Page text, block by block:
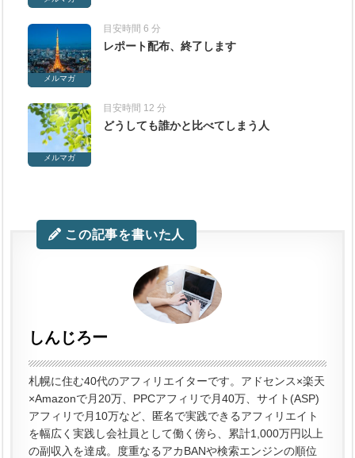
メルマガ
目安時間 6 分
レポート配布、終了します
メルマガ
目安時間 12 分
どうしても誰かと比べてしまう人
この記事を書いた人
しんじろー
札幌に住む40代のアフィリエイターです。アドセンス×楽天
×Amazonで月20万、PPCアフィリで月40万、サイト(ASP)
アフィリで月10万など、匿名で実践できるアフィリエイト
を幅広く実践し会社員として働く傍ら、累計1,000万円以上
の副収入を達成。度重なるアカBANや検索エンジンの順位